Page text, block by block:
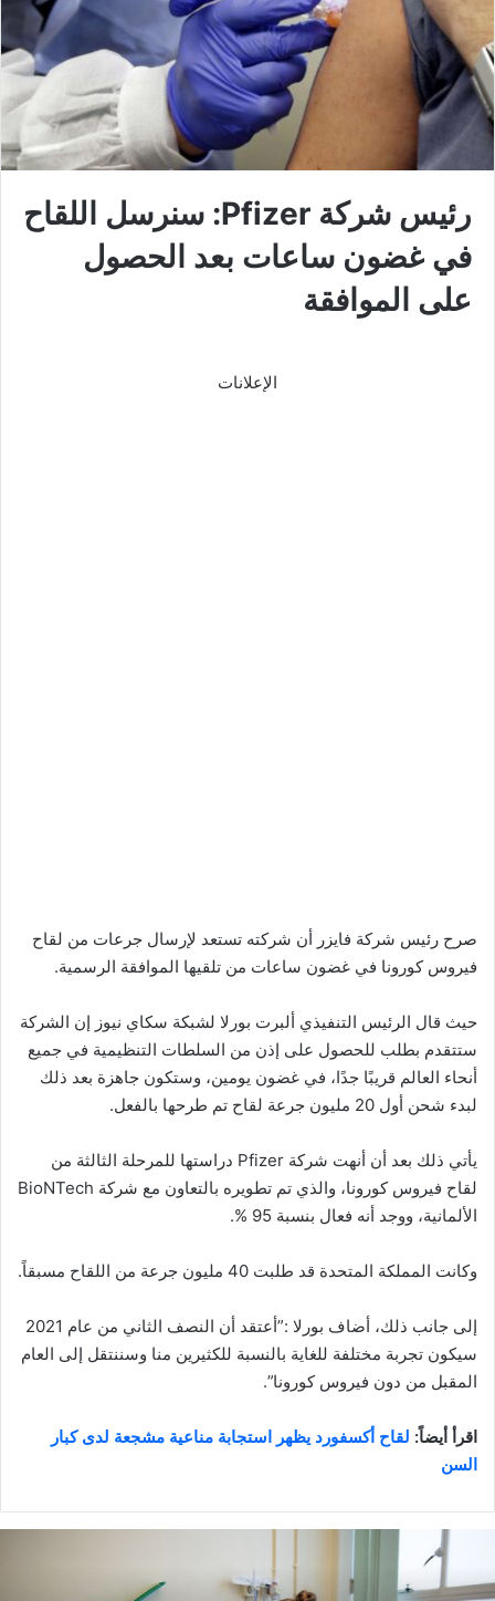
رئيس شركة Pfizer: سنرسل اللقاح
في غضون ساعات بعد الحصول
على الموافقة
الإعلانات
صرح رئيس شركة فايزر أن شركته تستعد لإرسال جرعات من لقاح
فيروس كورونا في غضون ساعات من تلقيها الموافقة الرسمية.
حيث قال الرئيس التنفيذي ألبرت بورلا لشبكة سكاي نيوز إن الشركة
ستتقدم بطلب للحصول على إذن من السلطات التنظيمية في جميع
أنحاء العالم قريبًا جدًا، في غضون يومين، وستكون جاهزة بعد ذلك
لبدء شحن أول 20 مليون جرعة لقاح تم طرحها بالفعل.
يأتي ذلك بعد أن أنهت شركة Pfizer دراستها للمرحلة الثالثة من
لقاح فيروس كورونا، والذي تم تطويره بالتعاون مع شركة BioNTech
الألمانية، ووجد أنه فعال بنسبة 95 %.
وكانت المملكة المتحدة قد طلبت 40 مليون جرعة من اللقاح مسبقاً.
إلى جانب ذلك، أضاف بورلا :”أعتقد أن النصف الثاني من عام 2021
سيكون تجربة مختلفة للغاية بالنسبة للكثيرين منا وسننتقل إلى العام
المقبل من دون فيروس كورونا”.
اقرأ أيضاً: لقاح أكسفورد يظهر استجابة مناعية مشجعة لدى كبار
السن